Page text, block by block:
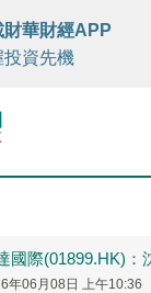
FINTV FINMETA
財華財經APP
投資先機
國際(01899.HK)：
年06月08日 上午10:36